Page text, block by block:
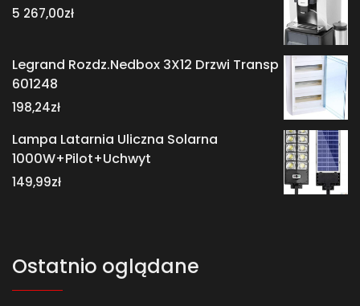
5 267,00zł
Legrand Rozdz.Nedbox 3X12 Drzwi Transp
601248
198,24zł
Lampa Latarnia Uliczna Solarna
1000W+Pilot+Uchwyt
149,99zł
Ostatnio oglądane